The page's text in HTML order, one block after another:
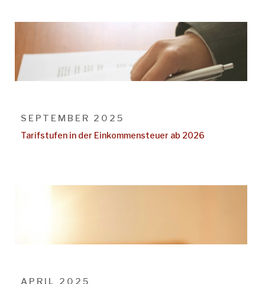
SEPTEMBER 2025
Tarifstufen in der Einkommensteuer ab 2026
APRIL 2025